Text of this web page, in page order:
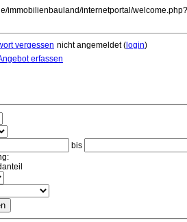
immobilienbauland/internetportal/
vergessen nicht angemeldet ( login)
erfassen
bis